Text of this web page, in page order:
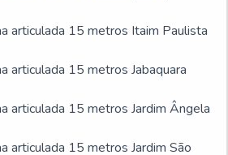
articulada 15 metros Itaim Paulista
articulada 15 metros Jabaquara
articulada 15 metros Jardim Ângela
articulada 15 metros Jardim São